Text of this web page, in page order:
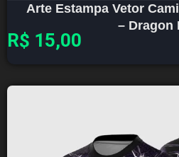
Arte Estampa Vetor
– Dragon
R$ 15,00